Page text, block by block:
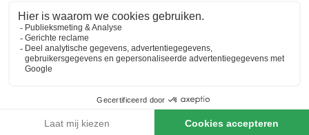
De moderne vakantiehuizen op Vakantiepark De Wiedense
Meren zijn comfortabel ingericht en bieden alles wat je nodig
hebt voor een aangenaam verblijf. De accommodaties hebben
een goed uitgeruste keuken, een gezellige woonkamer en
zodat je de schilderachtige omgeving op eigen gelegenheid
kunt verkennen. Op veel plekken op het park is WiFi
beschikbaar, zodat je altijd verbonden kunt blijven.